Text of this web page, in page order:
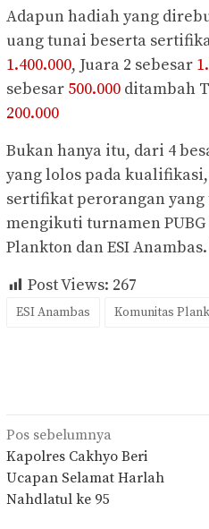
Adapun hadiah yang
uang tunai beserta
1.400.000, Juara 2 sebesar
sebesar 500.000 ditambah
200.000
Bukan hanya itu, dari 4
yang lolos pada
sertifikat perorangan
mengikuti turnamen
Plankton dan ESI Anambas.
Post Views: 267
ESI Anambas Komunitas
Navigasi
pos
Pos sebelumnya
Kapolres Cakhyo Beri
Ucapan Selamat Harlah
Nahdlatul ke 95